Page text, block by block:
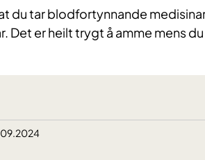
du tar blodfortynnande
Det er heilt trygt å amme mens